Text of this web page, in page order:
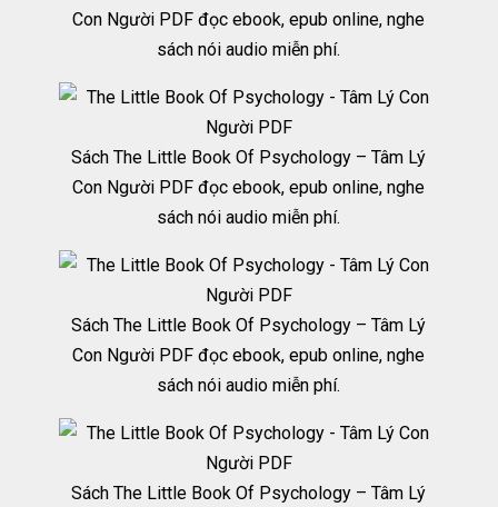
Con Người PDF đọc ebook, epub online, nghe
sách nói audio miễn phí.
Sách The Little Book Of Psychology – Tâm Lý
Con Người PDF đọc ebook, epub online, nghe
sách nói audio miễn phí.
Sách The Little Book Of Psychology – Tâm Lý
Con Người PDF đọc ebook, epub online, nghe
sách nói audio miễn phí.
Sách The Little Book Of Psychology – Tâm Lý